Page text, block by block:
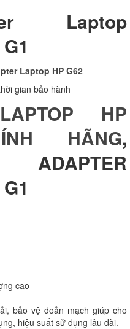
Laptop
Laptop HP G62
gian bảo hành
HP
HÃNG,
cao
bảo vệ đoản mạch giúp cho
hiệu suất sử dụng lâu dài.